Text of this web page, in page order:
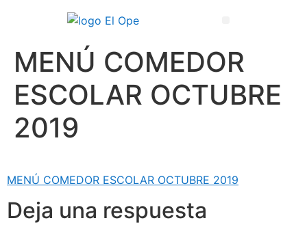
MENÚ COMEDOR
ESCOLAR OCTUBRE
2019
MENÚ COMEDOR ESCOLAR OCTUBRE 2019
Deja una respuesta